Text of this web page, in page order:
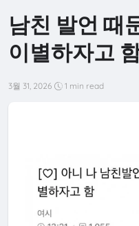
남친 발언 때
이별하자고
3월 31, 2026 1 min read